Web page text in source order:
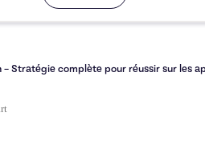
– Stratégie complète pour réussir sur les